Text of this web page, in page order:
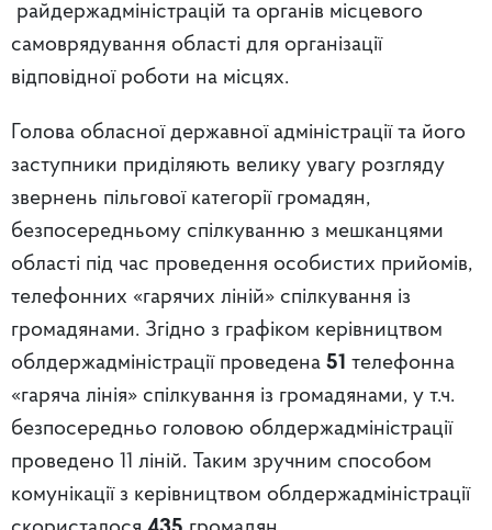
райдержадміністрацій та органів місцевого
самоврядування області для організації
відповідної роботи на місцях.
Голова обласної державної адміністрації та його
заступники приділяють велику увагу розгляду
звернень пільгової категорії громадян,
безпосередньому спілкуванню з мешканцями
області під час проведення особистих прийомів,
телефонних «гарячих ліній» спілкування із
громадянами. Згідно з графіком керівництвом
облдержадміністрації проведена 51 телефонна
«гаряча лінія» спілкування із громадянами, у т.ч.
безпосередньо головою облдержадміністрації
проведено 11 ліній. Таким зручним способом
комунікації з керівництвом облдержадміністрації